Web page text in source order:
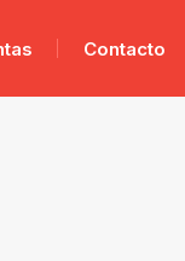
Contacto